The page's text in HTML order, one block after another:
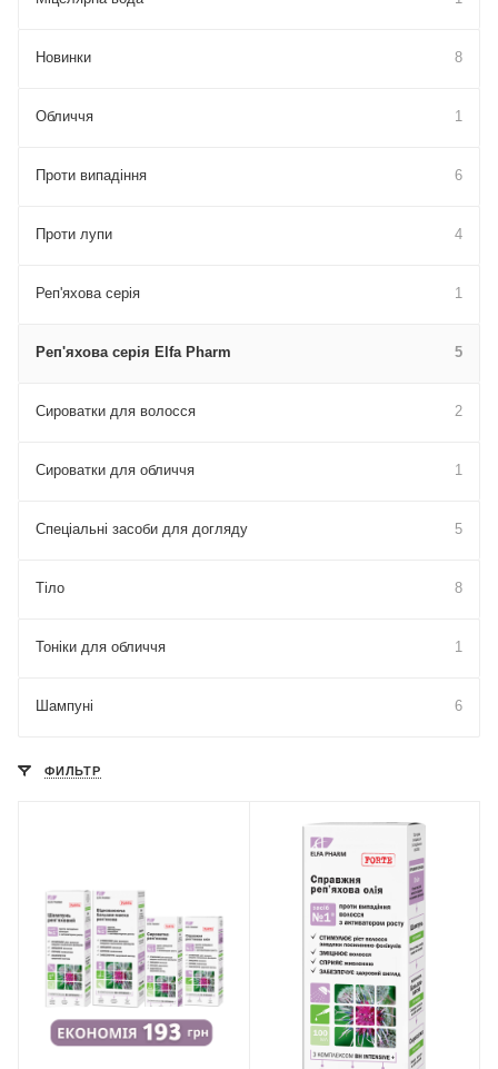
Новинки 8
Обличчя 1
Проти випадіння 6
Проти лупи 4
Реп'яхова серія 1
Реп'яхова серія Elfa Pharm 5
Сироватки для волосся 2
Сироватки для обличчя 1
Спеціальні засоби для догляду 5
Тіло 8
Тоніки для обличчя 1
Шампуні 6
ФИЛЬТР